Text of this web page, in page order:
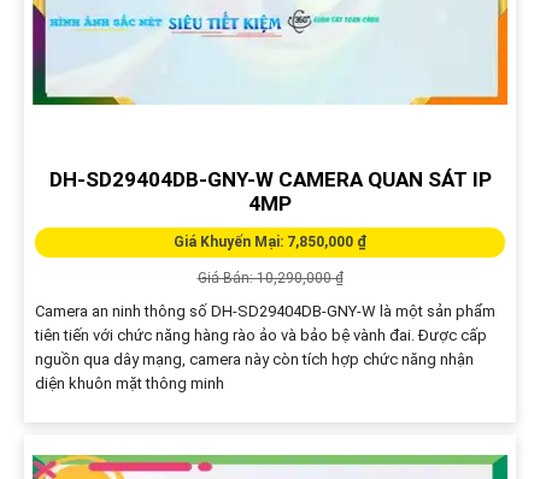
DH-SD29404DB-GNY-W CAMERA QUAN SÁT IP
4MP
Giá Khuyến Mại: 7,850,000 ₫
Giá Bán: 10,290,000 ₫
Camera an ninh thông số DH-SD29404DB-GNY-W là một sản phẩm
tiên tiến với chức năng hàng rào ảo và bảo bệ vành đai. Được cấp
nguồn qua dây mạng, camera này còn tích hợp chức năng nhận
diện khuôn mặt thông minh